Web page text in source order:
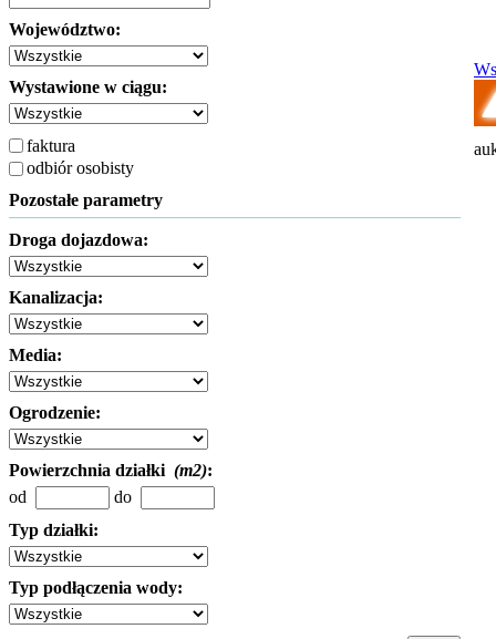
Województwo:
Wystawione w ciągu:
faktura
odbiór osobisty
Pozostałe parametry
Droga dojazdowa:
Kanalizacja:
Media:
Ogrodzenie:
Powierzchnia działki (m2):
od
do
Typ działki:
Typ podłączenia wody: